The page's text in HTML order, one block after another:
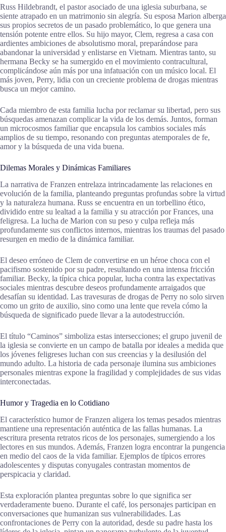
Russ Hildebrandt, el pastor asociado de una iglesia suburbana, se
siente atrapado en un matrimonio sin alegría. Su esposa Marion alberga
sus propios secretos de un pasado problemático, lo que genera una
tensión potente entre ellos. Su hijo mayor, Clem, regresa a casa con
ardientes ambiciones de absolutismo moral, preparándose para
abandonar la universidad y enlistarse en Vietnam. Mientras tanto, su
hermana Becky se ha sumergido en el movimiento contracultural,
complicándose aún más por una infatuación con un músico local. El
más joven, Perry, lidia con un creciente problema de drogas mientras
busca un mejor camino.
Cada miembro de esta familia lucha por reclamar su libertad, pero sus
búsquedas amenazan complicar la vida de los demás. Juntos, forman
un microcosmos familiar que encapsula los cambios sociales más
amplios de su tiempo, resonando con preguntas atemporales de fe,
amor y la búsqueda de una vida buena.
Dilemas Morales y Dinámicas Familiares
La narrativa de Franzen entrelaza intrincadamente las relaciones en
evolución de la familia, planteando preguntas profundas sobre la virtud
y la naturaleza humana. Russ se encuentra en un torbellino ético,
dividido entre su lealtad a la familia y su atracción por Frances, una
feligresa. La lucha de Marion con su peso y culpa refleja más
profundamente sus conflictos internos, mientras los traumas del pasado
resurgen en medio de la dinámica familiar.
El deseo erróneo de Clem de convertirse en un héroe choca con el
pacifismo sostenido por su padre, resultando en una intensa fricción
familiar. Becky, la típica chica popular, lucha contra las expectativas
sociales mientras descubre deseos profundamente arraigados que
desafían su identidad. Las travesuras de drogas de Perry no solo sirven
como un grito de auxilio, sino como una lente que revela cómo la
búsqueda de significado puede llevar a la autodestrucción.
El título “Caminos” simboliza estas intersecciones; el grupo juvenil de
la iglesia se convierte en un campo de batalla por ideales a medida que
los jóvenes feligreses luchan con sus creencias y la desilusión del
mundo adulto. La historia de cada personaje ilumina sus ambiciones
personales mientras expone la fragilidad y complejidades de sus vidas
interconectadas.
Humor y Tragedia en lo Cotidiano
El característico humor de Franzen aligera los temas pesados mientras
mantiene una representación auténtica de las fallas humanas. La
escritura presenta retratos ricos de los personajes, sumergiendo a los
lectores en sus mundos. Además, Franzen logra encontrar la pungencia
en medio del caos de la vida familiar. Ejemplos de típicos errores
adolescentes y disputas conyugales contrastan momentos de
perspicacia y claridad.
Esta exploración plantea preguntas sobre lo que significa ser
verdaderamente bueno. Durante el café, los personajes participan en
conversaciones que humanizan sus vulnerabilidades. Las
confrontaciones de Perry con la autoridad, desde su padre hasta los